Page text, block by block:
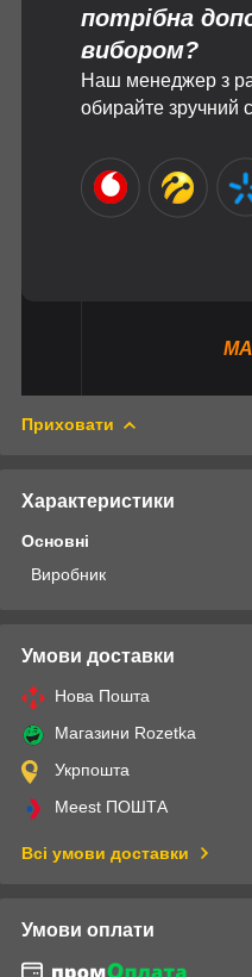
потрібна
вибором?
Наш менеджер з
обирайте зручний
Приховати
Характеристики
Основні
Виробник
Умови доставки
Нова Пошта
Магазини Rozetka
Укрпошта
Meest ПОШТА
Всі умови доставки
Умови оплати